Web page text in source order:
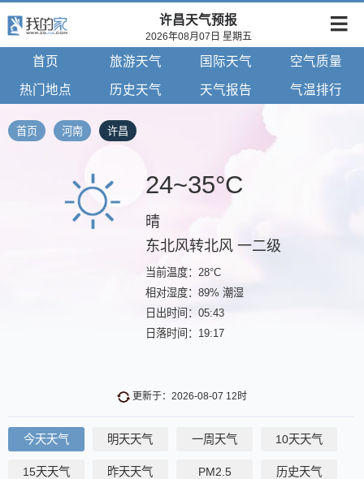
许昌天气预报
2026年08月07日 星期五
首页 旅游天气 国际天气 空气质量
热门地点 历史天气 天气报告 气温排行
首页 河南 许昌
24~35°C
晴
东北风转北风 一二级
当前温度：28°C
相对湿度：89% 潮湿
日出时间：05:43
日落时间：19:17
更新于：2026-08-07 12时
今天天气 明天天气 一周天气 10天天气
15天天气 昨天天气 PM2.5 历史天气